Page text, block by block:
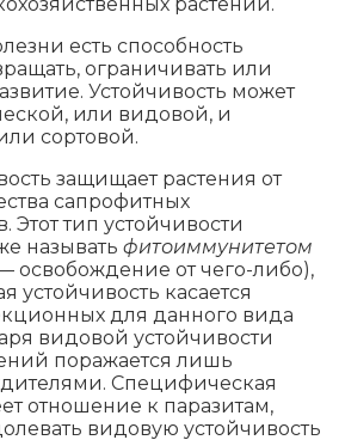
растений.
есть способность
ограничивать или
Устойчивость может
или видовой, и
сортовой.
защищает растения от
сапрофитных
тип устойчивости
называть фитоиммунитетом
освобождение от чего-либо),
устойчивость касается
для данного вида
видовой устойчивости
поражается лишь
Специфическая
отношение к паразитам,
видовую устойчивость